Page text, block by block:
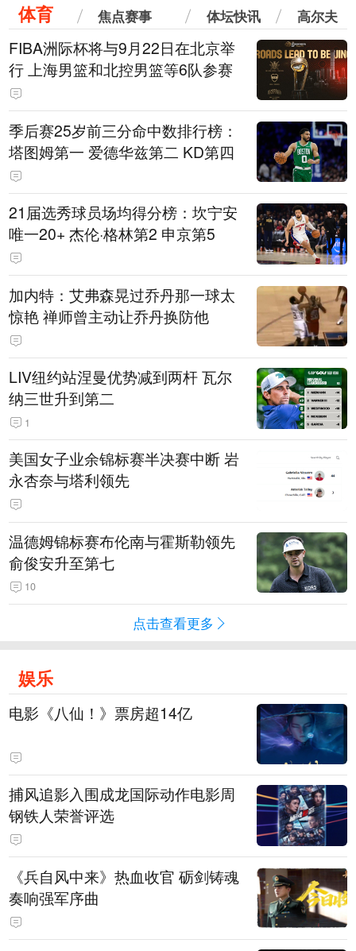
体育 焦点赛事 体坛快讯 高尔夫
FIBA洲际杯将与9月22日在北京举
行 上海男篮和北控男篮等6队参赛
季后赛25岁前三分命中数排行榜：
塔图姆第一 爱德华兹第二 KD第四
21届选秀球员场均得分榜：坎宁安
唯一20+ 杰伦·格林第2 申京第5
加内特：艾弗森晃过乔丹那一球太
惊艳 禅师曾主动让乔丹换防他
LIV纽约站涅曼优势减到两杆 瓦尔
纳三世升到第二
1
美国女子业余锦标赛半决赛中断 岩
永杏奈与塔利领先
温德姆锦标赛布伦南与霍斯勒领先
俞俊安升至第七
10
点击查看更多
娱乐
电影《八仙！》票房超14亿
捕风追影入围成龙国际动作电影周
钢铁人荣誉评选
《兵自风中来》热血收官 砺剑铸魂
奏响强军序曲